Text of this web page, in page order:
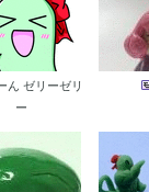
ん ゼリーゼリ
ー